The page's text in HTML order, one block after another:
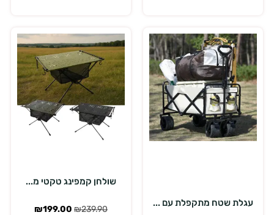
עגלת שטח מתקפלת עם ...
שולחן קמפינג טקטי מ...
₪239.90
₪199.00